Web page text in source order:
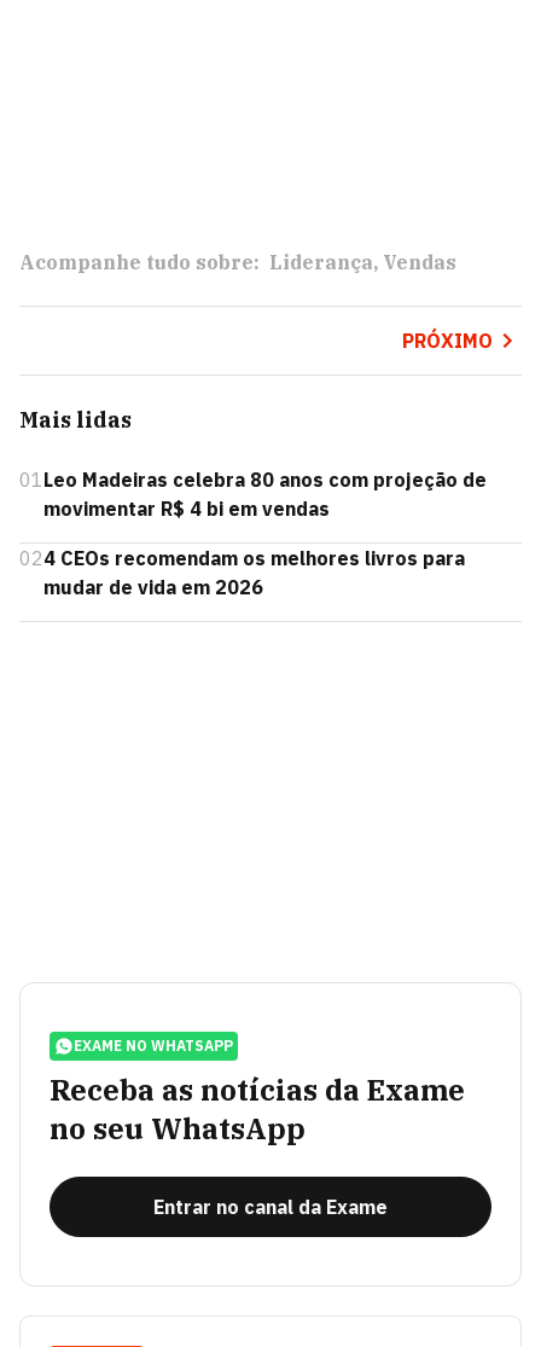
Acompanhe tudo sobre: Liderança Vendas
PRÓXIMO
Mais lidas
01Leo Madeiras celebra 80 anos com projeção de
movimentar R$ 4 bi em vendas
024 CEOs recomendam os melhores livros para
mudar de vida em 2026
EXAME NO WHATSAPP
Receba as notícias da Exame
no seu WhatsApp
Entrar no canal da Exame